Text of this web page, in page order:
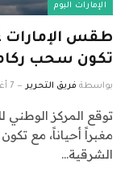
الإمارات اليوم
طقس الإمارات
تكون سحب
بواسطة فريق التحرير 7 أغسطس، 2026
توقع المركز الوطني
مغبراً أحياناً، مع
الشرقية…